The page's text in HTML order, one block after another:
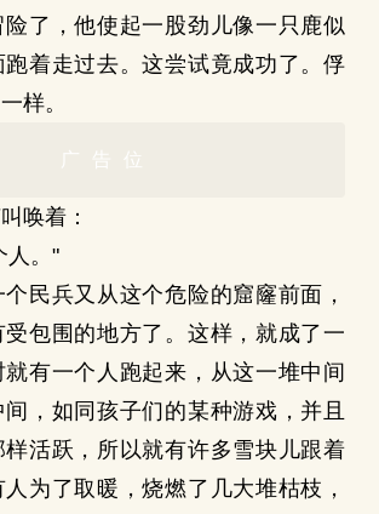
了，他使起一股劲儿像一只鹿似
着走过去。这尝试竟成功了。俘
样。
广告位
着：
。"
兵又从这个危险的窟窿前面，
包围的地方了。这样，就成了一
有一个人跑起来，从这一堆中间
，如同孩子们的某种游戏，并且
活跃，所以就有许多雪块儿跟着
为了取暖，烧燃了几大堆枯枝，